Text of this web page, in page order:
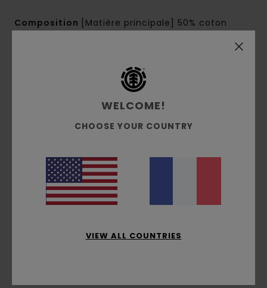
Composition
[Matière principale] 50% coton
Livraison & Retours
Avis clients
Note moyenne
4.0/5
WELCOME!
CHOOSE YOUR COUNTRY
VIEW ALL COUNTRIES